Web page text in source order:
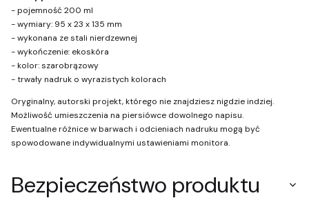
- pojemność 200 ml
- wymiary: 95 x 23 x 135 mm
- wykonana ze stali nierdzewnej
- wykończenie: ekoskóra
- kolor: szarobrązowy
- trwały nadruk o wyrazistych kolorach
Oryginalny, autorski projekt, którego nie znajdziesz nigdzie indziej.
Możliwość umieszczenia na piersiówce dowolnego napisu.
Ewentualne różnice w barwach i odcieniach nadruku mogą być
spowodowane indywidualnymi ustawieniami monitora.
Bezpieczeństwo produktu